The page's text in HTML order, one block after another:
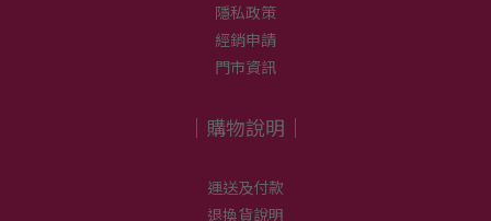
隱私政策
經銷申請
門市資訊
｜購物說明｜
運送及付款
退換貨說明